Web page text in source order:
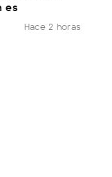
es
Hace 2 horas